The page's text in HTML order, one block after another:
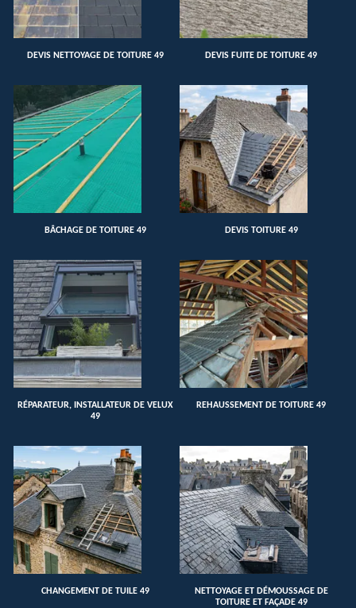
DEVIS NETTOYAGE DE TOITURE 49 DEVIS FUITE DE TOITURE 49
BÂCHAGE DE TOITURE 49 DEVIS TOITURE 49
RÉPARATEUR, INSTALLATEUR DE VELUX
49
REHAUSSEMENT DE TOITURE 49
CHANGEMENT DE TUILE 49
NETTOYAGE ET DÉMOUSSAGE DE
TOITURE ET FAÇADE 49